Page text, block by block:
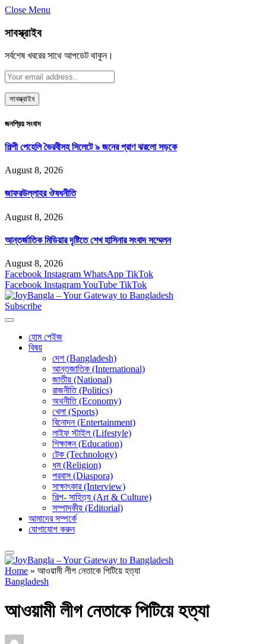
Close Menu
সাবস্ক্রাইব
সর্বশেষ খবরের সাথে আপডেট থাকুন।
জনপ্রিয় সংবাদ
শিল্পী পেহেলি ভৈরবীসহ সিলেটে ৯ জনের প্রাণ ঝরলো সড়কে
August 8, 2026
জাফরউল্লাহর ঔষধনীতি
August 8, 2026
আন্তর্জাতিক মিডিয়ার দৃষ্টিতে শেখ হাসিনার সংবাদ সম্মেলন
August 8, 2026
Facebook Instagram WhatsApp TikTok
Facebook InstagramYouTube TikTok
Subscribe
হোম পেইজ
বিষয়
দেশ (Bangladesh)
আন্তজাতিক (International)
জাতীয় (National)
রাজনীতি (Politics)
অথনীতি (Economy)
খেলা (Sports)
বিনোদন (Entertainment)
লাইফ স্টাইল (Lifestyle)
শিক্ষাঙ্গন (Education)
টেক (Technology)
ধম (Religion)
পরবাস (Diaspora)
সাক্ষাৎকার (Interview)
শিল্প- সাহিত্য (Art & Culture)
সম্পাদকীয় (Editorial)
আমাদের সম্পর্কে
যোগাযোগ করুন
Home » আওয়ামী লীগ নেতাকে পিটিয়ে হত্যা
Bangladesh
আওয়ামী লীগ নেতাকে পিটিয়ে হত্যা